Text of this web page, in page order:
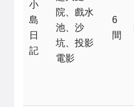
小
島
日
記
院、戲水
池、沙
坑、投影
電影
6
間